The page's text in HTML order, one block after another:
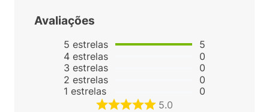
Avaliações
5 estrelas
4 estrelas
3 estrelas
2 estrelas
1 estrelas
5
0
0
0
0
5.0